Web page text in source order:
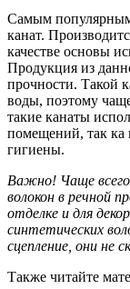
Самым
канат.
качестве основы
Продукция из
прочности. Такой
воды, поэтому
такие канаты
помещений, так ка
гигиены.
Важно! Чаще
волокон в речной
отделке и для
синтетических
сцепление, они не
Также читайте